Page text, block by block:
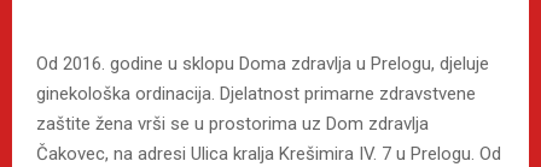
Od 2016. godine u sklopu Doma zdravlja u Prelogu, djeluje
ginekološka ordinacija. Djelatnost primarne zdravstvene
zaštite žena vrši se u prostorima uz Dom zdravlja
Čakovec, na adresi Ulica kralja Krešimira IV. 7 u Prelogu. Od